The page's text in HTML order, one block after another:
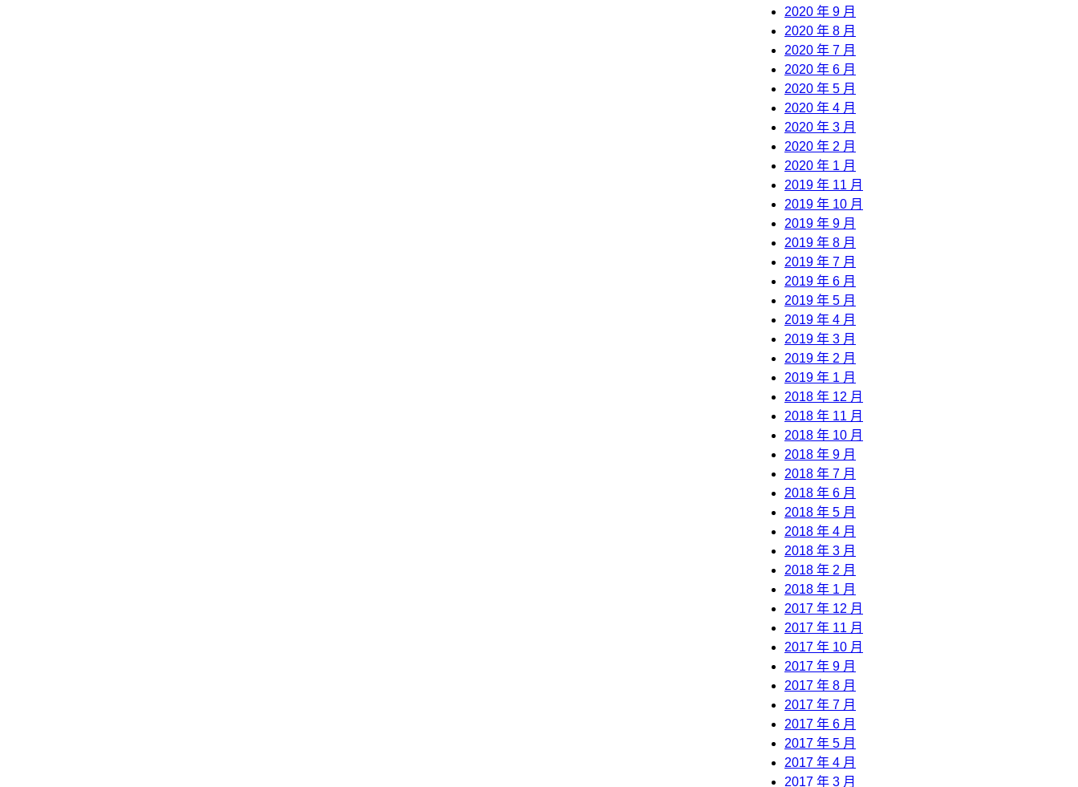
2020 年 9 月
2020 年 8 月
2020 年 7 月
2020 年 6 月
2020 年 5 月
2020 年 4 月
2020 年 3 月
2020 年 2 月
2020 年 1 月
2019 年 11 月
2019 年 10 月
2019 年 9 月
2019 年 8 月
2019 年 7 月
2019 年 6 月
2019 年 5 月
2019 年 4 月
2019 年 3 月
2019 年 2 月
2019 年 1 月
2018 年 12 月
2018 年 11 月
2018 年 10 月
2018 年 9 月
2018 年 7 月
2018 年 6 月
2018 年 5 月
2018 年 4 月
2018 年 3 月
2018 年 2 月
2018 年 1 月
2017 年 12 月
2017 年 11 月
2017 年 10 月
2017 年 9 月
2017 年 8 月
2017 年 7 月
2017 年 6 月
2017 年 5 月
2017 年 4 月
2017 年 3 月